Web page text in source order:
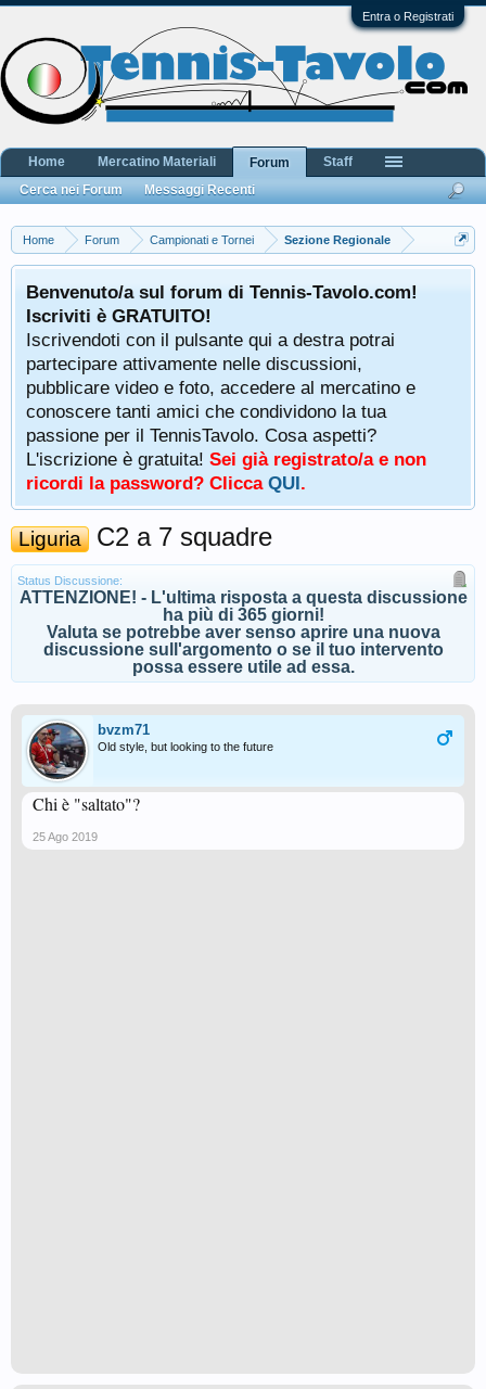
Entra o Registrati
Home Forum Campionati e Tornei Sezione Regionale
Benvenuto/a sul forum di Tennis-Tavolo.com!
Iscriviti è GRATUITO!
Iscrivendoti con il pulsante qui a destra potrai
partecipare attivamente nelle discussioni,
pubblicare video e foto, accedere al mercatino e
conoscere tanti amici che condividono la tua
passione per il TennisTavolo. Cosa aspetti?
L'iscrizione è gratuita! Sei già registrato/a e non
ricordi la password? Clicca QUI.
Liguria C2 a 7 squadre
Status Discussione:
ATTENZIONE! - L'ultima risposta a questa discussione
ha più di 365 giorni!
Valuta se potrebbe aver senso aprire una nuova
discussione sull'argomento o se il tuo intervento
possa essere utile ad essa.
bvzm71
Old style, but looking to the future
Chi è "saltato"?
25 Ago 2019
Home Mercatino Materiali
Forum
Cerca nei Forum
Messaggi Recenti
Staff